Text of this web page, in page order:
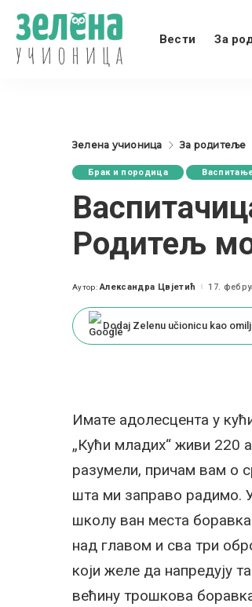
Вести За
Зелена учионица За родитеље
Брак и породица
Родитељ
Posted
Аутор: Александра Цвјетић 17.
Dodaj Zelenu učionicu kao
Имате адолесцента у
„Кући младих“ живи 220
разумели, причам вам о
шта ми заправо радимо.
школу ван места
над главом и сва три
који желе да напредују
већину трошкова